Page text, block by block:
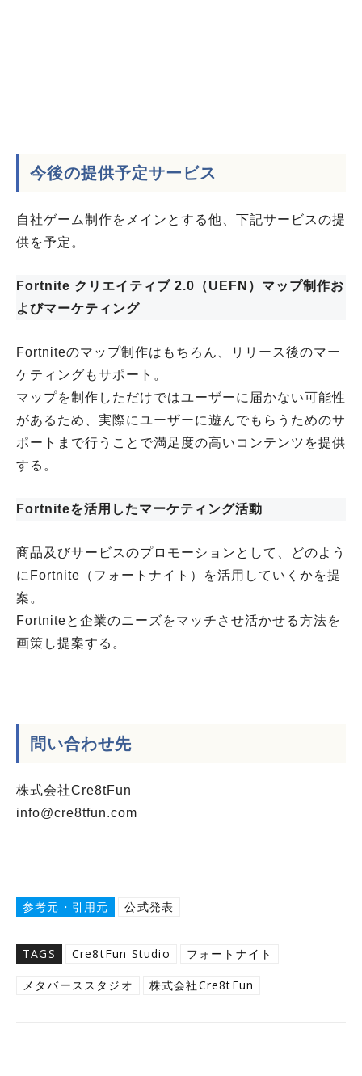
今後の提供予定サービス
自社ゲーム制作をメインとする他、下記サービスの提
供を予定。
Fortnite クリエイティブ 2.0（UEFN）マップ制作お
よびマーケティング
Fortniteのマップ制作はもちろん、リリース後のマー
ケティングもサポート。
マップを制作しただけではユーザーに届かない可能性
があるため、実際にユーザーに遊んでもらうためのサ
ポートまで行うことで満足度の高いコンテンツを提供
する。
Fortniteを活用したマーケティング活動
商品及びサービスのプロモーションとして、どのよう
にFortnite（フォートナイト）を活用していくかを提
案。
Fortniteと企業のニーズをマッチさせ活かせる方法を
画策し提案する。
問い合わせ先
株式会社Cre8tFun
info@cre8tfun.com
参考元・引用元 公式発表
TAGS Cre8tFun Studio フォートナイト
メタバーススタジオ 株式会社Cre8tFun